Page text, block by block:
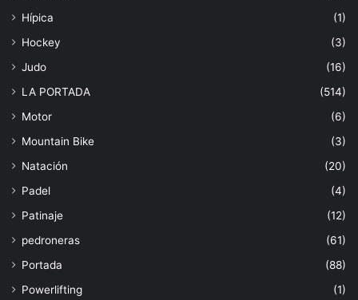
Hípica
(1)
Hockey
(3)
Judo
(16)
LA PORTADA
(514)
Motor
(6)
Mountain Bike
(3)
Natación
(20)
Padel
(4)
Patinaje
(12)
pedroneras
(61)
Portada
(88)
Powerlifting
(1)